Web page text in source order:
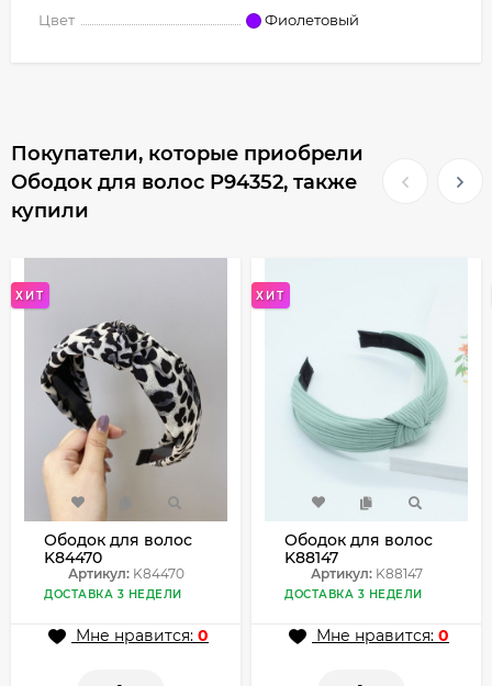
Цвет
Фиолетовый
Покупатели, которые приобрели
Ободок для волос P94352, также
купили
ХИТ
Ободок для волос
K84470
Артикул:K84470
ДОСТАВКА 3 НЕДЕЛИ
Мне нравится: 0
ХИТ
Ободок для волос
K88147
Артикул:K88147
ДОСТАВКА 3 НЕДЕЛИ
Мне нравится: 0